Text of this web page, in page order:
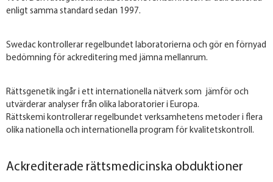
enligt samma standard sedan 1997.
Swedac kontrollerar regelbundet laboratorierna och gör en förnyad
bedömning för ackreditering med jämna mellanrum.
Rättsgenetik ingår i ett internationella nätverk som jämför och
utvärderar analyser från olika laboratorier i Europa.
Rättskemi kontrollerar regelbundet verksamhetens metoder i flera
olika nationella och internationella program för kvalitetskontroll.
Ackrediterade rättsmedicinska obduktioner